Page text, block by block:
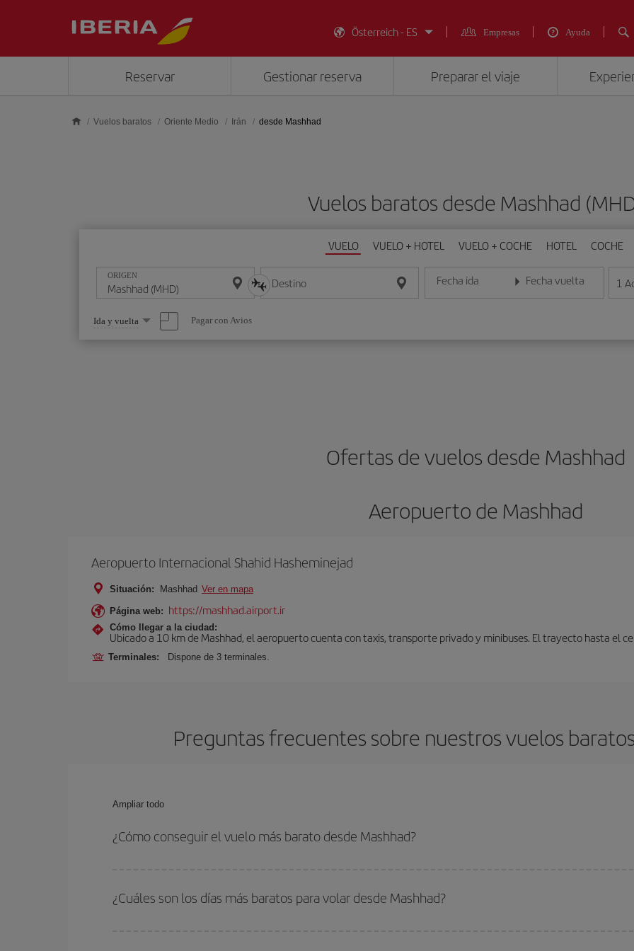
Österreich - ES
Empresas Ayuda
Reservar Gestionar reserva Preparar el viaje
Vuelos baratos Oriente Medio Irán desde Mashhad
Vuelos baratos desde Mashhad
VUELO VUELO + HOTEL VUELO + COCHE HOTEL COCHE
ORIGEN Destino Fecha ida
Introduce la fecha en formato día/mes/año
Fecha vuelta
Introduce la fecha en 1
Seleccione
una
opción
Ida y vuelta Pagar con Avios
Ofertas de vuelos desde Mashhad
Aeropuerto de Mashhad
Aeropuerto Internacional Shahid Hasheminejad
Situación: Mashhad Ver en mapa
Página web: https://mashhad.airport.ir
Cómo llegar a la ciudad:
Ubicado a 10 km de Mashhad, el aeropuerto cuenta con taxis, transporte privado y minibuses. El trayecto hasta el
Terminales: Dispone de 3 terminales.
Preguntas frecuentes sobre nuestros vuelos
Ampliar todo
¿Cómo conseguir el vuelo más barato desde Mashhad?
vuelta. Además, si no tienes decidido un destino concreto para tu viaje, mira nuestras ofertas y déjate inspirar: seguro que
¿Cuáles son los días más baratos para volar desde Mashhad?